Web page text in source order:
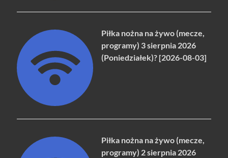
Piłka nożna na żywo (mecze,
programy) 3 sierpnia 2026
(Poniedziałek)? [2026-08-03]
Piłka nożna na żywo (mecze,
programy) 2 sierpnia 2026